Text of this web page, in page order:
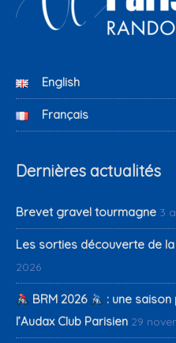
English
Français
Dernières actualités
Brevet gravel tourmagne 3
Les sorties découverte de
2026
BRM 2026
: une
l’Audax Club Parisien 29